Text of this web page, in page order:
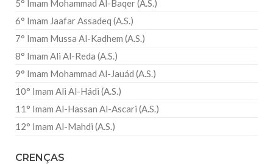
5° Imam Mohammad Al-Baqer (A.S.)
6° Imam Jaafar Assadeq (A.S.)
7° Imam Mussa Al-Kadhem (A.S.)
8° Imam Ali Al-Reda (A.S.)
9° Imam Mohammad Al-Jauád (A.S.)
10° Imam Ali Al-Hádi (A.S.)
11° Imam Al-Hassan Al-Ascari (A.S.)
12° Imam Al-Mahdi (A.S.)
CRENÇAS